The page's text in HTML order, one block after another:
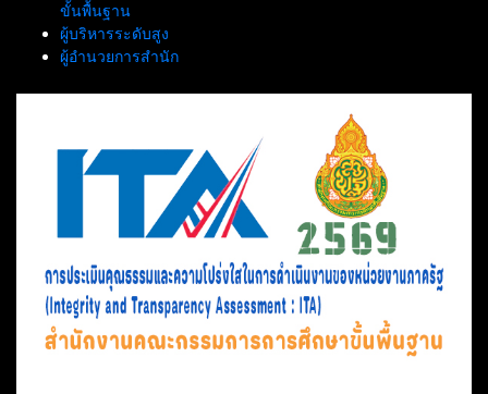
ขั้นพื้นฐาน
ผู้บริหารระดับสูง
ผู้อำนวยการสำนัก